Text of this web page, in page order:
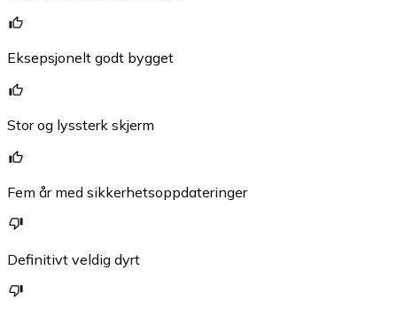
Eksepsjonelt godt bygget
Stor og lyssterk skjerm
Fem år med sikkerhetsoppdateringer
Definitivt veldig dyrt